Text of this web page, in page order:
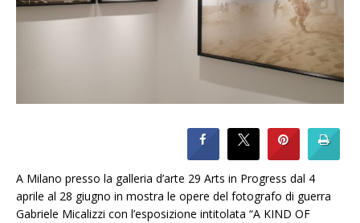
A Milano presso la galleria d’arte 29 Arts in Progress dal 4
aprile al 28 giugno in mostra le opere del fotografo di guerra
Gabriele Micalizzi con l’esposizione intitolata “A KIND OF